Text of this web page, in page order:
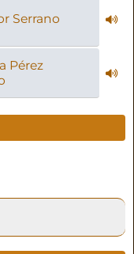
Serrano
Pérez